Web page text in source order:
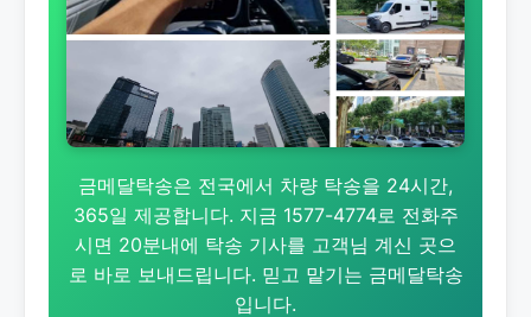
금메달탁송은 전국에서 차량 탁송을 24시간,
365일 제공합니다. 지금 1577-4774로 전화주
시면 20분내에 탁송 기사를 고객님 계신 곳으
로 바로 보내드립니다. 믿고 맡기는 금메달탁송
입니다.